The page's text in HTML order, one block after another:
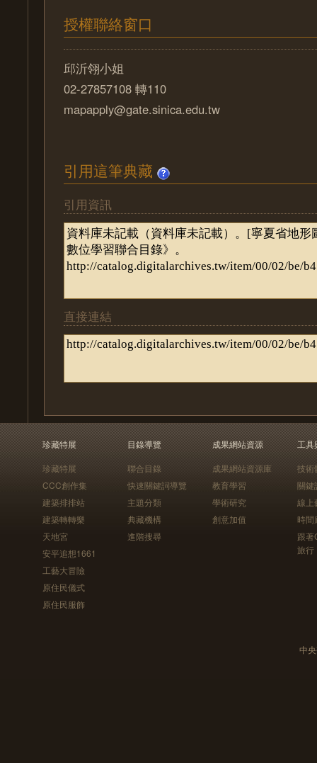
授權聯絡窗口
邱沂翎小姐
02-27857108 轉110
mapapply@gate.sinica.edu.tw
引用這筆典藏
引用資訊
直接連結
珍藏特展
珍藏特展
CCC創作集
建築排排站
建築轉轉樂
天地宮
安平追想1661
工藝大冒險
原住民儀式
原住民服飾
目錄導覽
聯合目錄
快速關鍵詞導覽
主題分類
典藏機構
進階搜尋
成果網站資源
成果網站資源庫
教育學習
學術研究
創意加值
工具
技術
關鍵
線上
時間
跟
旅行
中